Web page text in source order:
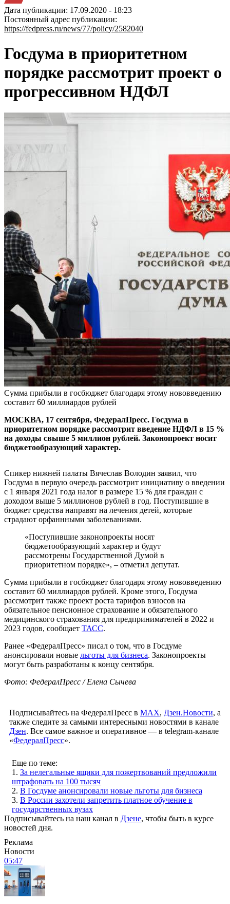
Дата публикации: 17.09.2020 - 18:23
Постоянный адрес публикации:
https://fedpress.ru/news/77/policy/2582040
Госдума в приоритетном
порядке рассмотрит проект о
прогрессивном НДФЛ
Сумма прибыли в госбюджет благодаря этому нововведению
составит 60 миллиардов рублей
МОСКВА, 17 сентября, ФедералПресс. Госдума в
приоритетном порядке рассмотрит введение НДФЛ в 15 %
на доходы свыше 5 миллион рублей. Законопроект носит
бюджетообразующий характер.
Спикер нижней палаты Вячеслав Володин заявил, что
Госдума в первую очередь рассмотрит инициативу о введении
с 1 января 2021 года налог в размере 15 % для граждан с
доходом выше 5 миллионов рублей в год. Поступившие в
бюджет средства направят на лечения детей, которые
страдают орфаннными заболеваниями.
«Поступившие законопроекты носят
бюджетообразующий характер и будут
рассмотрены Государственной Думой в
приоритетном порядке», – отметил депутат.
Сумма прибыли в госбюджет благодаря этому нововведению
составит 60 миллиардов рублей. Кроме этого, Госдума
рассмотрит также проект роста тарифов взносов на
обязательное пенсионное страхование и обязательного
медицинского страхования для предпринимателей в 2022 и
2023 годов, сообщает ТАСС.
Ранее «ФедералПресс» писал о том, что в Госдуме
анонсировали новые льготы для бизнеса. Законопроекты
могут быть разработаны к концу сентября.
Фото: ФедералПресс / Елена Сычева
Подписывайтесь на ФедералПресс в МАХ, Дзен.Новости, а
также следите за самыми интересными новостями в канале
Дзен. Все самое важное и оперативное — в telegram-канале
«ФедералПресс».
Еще по теме:
1. За нелегальные ящики для пожертвований предложили
штрафовать на 100 тысяч
2. В Госдуме анонсировали новые льготы для бизнеса
3. В России захотели запретить платное обучение в
государственных вузах
Подписывайтесь на наш канал в Дзене, чтобы быть в курсе
новостей дня.
Реклама
Новости
05:47